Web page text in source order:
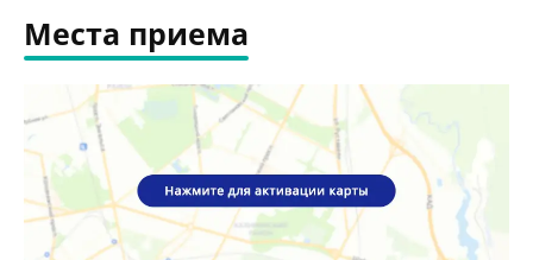
Места приема